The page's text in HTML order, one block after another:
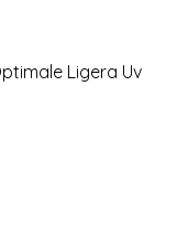
Ligera Uv